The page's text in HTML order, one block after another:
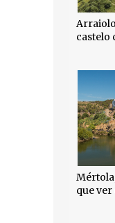
castelo
que ver